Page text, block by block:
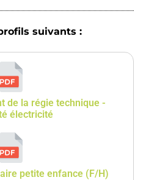
suivants :
de la régie technique -
électricité
petite enfance (F/H)